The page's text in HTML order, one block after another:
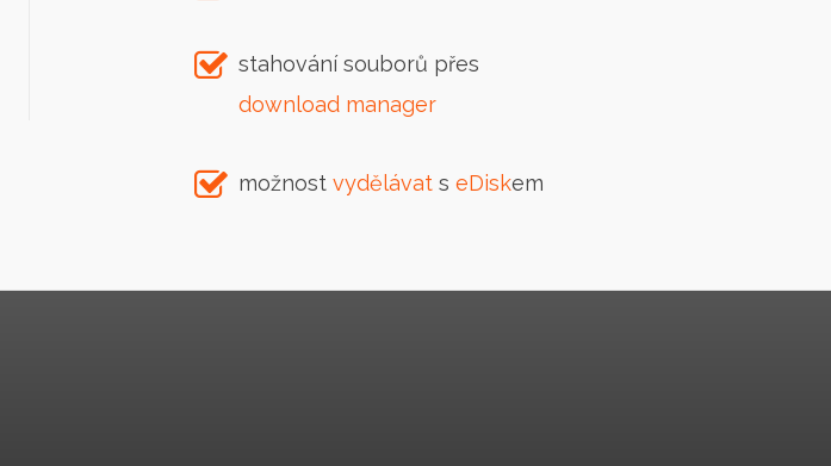
stahování souborů přes
download manager
možnost vydělávats eDiskem